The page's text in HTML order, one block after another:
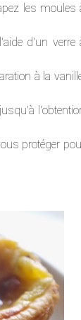
les moules
d'un verre
à la
protéger